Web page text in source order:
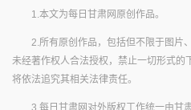
1.本文为每日甘肃网原创作品。
2.所有原创作品，包括但不限于图片
未经著作权人合法授权，禁止一切形式的
将依法追究其相关法律责任。